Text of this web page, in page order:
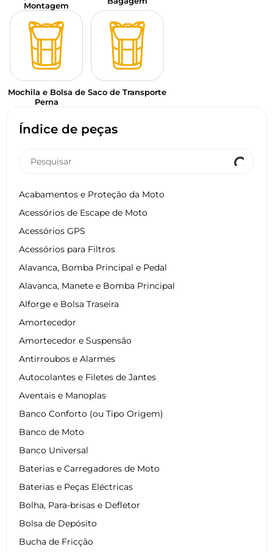
Índice de peças
Acabamentos e Proteção da Moto
Acessórios de Escape de Moto
Acessórios GPS
Acessórios para Filtros
Alavanca, Bomba Principal e Pedal
Alavanca, Manete e Bomba Principal
Alforge e Bolsa Traseira
Amortecedor
Amortecedor e Suspensão
Antirroubos e Alarmes
Autocolantes e Filetes de Jantes
Aventais e Manoplas
Banco Conforto (ou Tipo Origem)
Banco de Moto
Banco Universal
Baterias e Carregadores de Moto
Baterias e Peças Eléctricas
Bolha, Para-brisas e Defletor
Bolsa de Depósito
Bucha de Fricção
Montagem
Mochila e Bolsa de
Perna
Saco de Transporte